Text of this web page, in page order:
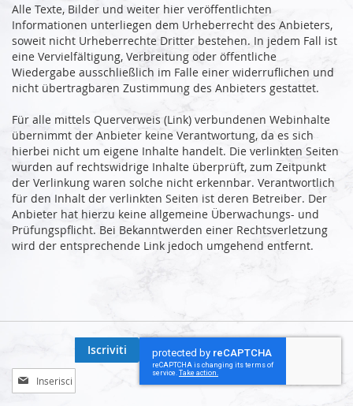
Alle Texte, Bilder und weiter hier veröffentlichten
Informationen unterliegen dem Urheberrecht des Anbieters,
soweit nicht Urheberrechte Dritter bestehen. In jedem Fall ist
eine Vervielfältigung, Verbreitung oder öffentliche
Wiedergabe ausschließlich im Falle einer widerruflichen und
nicht übertragbaren Zustimmung des Anbieters gestattet.
Für alle mittels Querverweis (Link) verbundenen Webinhalte
übernimmt der Anbieter keine Verantwortung, da es sich
hierbei nicht um eigene Inhalte handelt. Die verlinkten Seiten
wurden auf rechtswidrige Inhalte überprüft, zum Zeitpunkt
der Verlinkung waren solche nicht erkennbar. Verantwortlich
für den Inhalt der verlinkten Seiten ist deren Betreiber. Der
Anbieter hat hierzu keine allgemeine Überwachungs- und
Prüfungspflicht. Bei Bekanntwerden einer Rechtsverletzung
wird der entsprechende Link jedoch umgehend entfernt.
Iscriviti
alla
Iscriviti